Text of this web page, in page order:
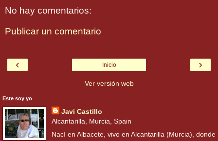
No hay comentarios:
Publicar un comentario
‹ ›
Inicio
Ver versión web
Este soy yo
Javi Castillo
Alcantarilla, Murcia, Spain
Nací en Albacete, vivo en Alcantarilla (Murcia), donde